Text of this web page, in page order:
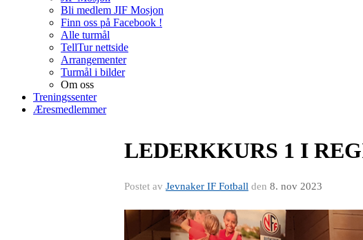
Bli medlem JIF Mosjon
Finn oss på Facebook !
Alle turmål
TellTur nettside
Arrangementer
Turmål i bilder
Om oss
Treningssenter
Æresmedlemmer
LEDERKKURS 1 I
Postet av Jevnaker IF Fotball den 8. nov 2023